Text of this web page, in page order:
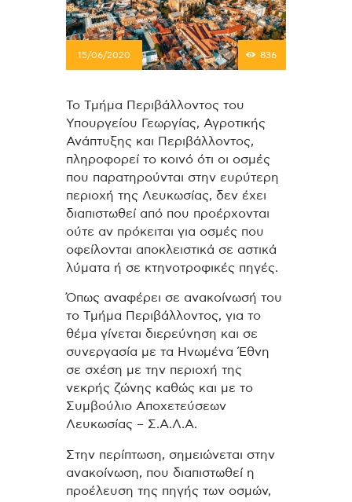
15/06/2020 836
Το Τμήμα Περιβάλλοντος του
Υπουργείου Γεωργίας, Αγροτικής
Ανάπτυξης και Περιβάλλοντος,
πληροφορεί το κοινό ότι οι οσμές
που παρατηρούνται στην ευρύτερη
περιοχή της Λευκωσίας, δεν έχει
διαπιστωθεί από που προέρχονται
ούτε αν πρόκειται για οσμές που
οφείλονται αποκλειστικά σε αστικά
λύματα ή σε κτηνοτροφικές πηγές.
Όπως αναφέρει σε ανακοίνωσή του
το Τμήμα Περιβάλλοντος, για το
θέμα γίνεται διερεύνηση και σε
συνεργασία με τα Ηνωμένα Έθνη
σε σχέση με την περιοχή της
νεκρής ζώνης καθώς και με το
Συμβούλιο Αποχετεύσεων
Λευκωσίας – Σ.Α.Λ.Α.
Στην περίπτωση, σημειώνεται στην
ανακοίνωση, που διαπιστωθεί η
προέλευση της πηγής των οσμών,